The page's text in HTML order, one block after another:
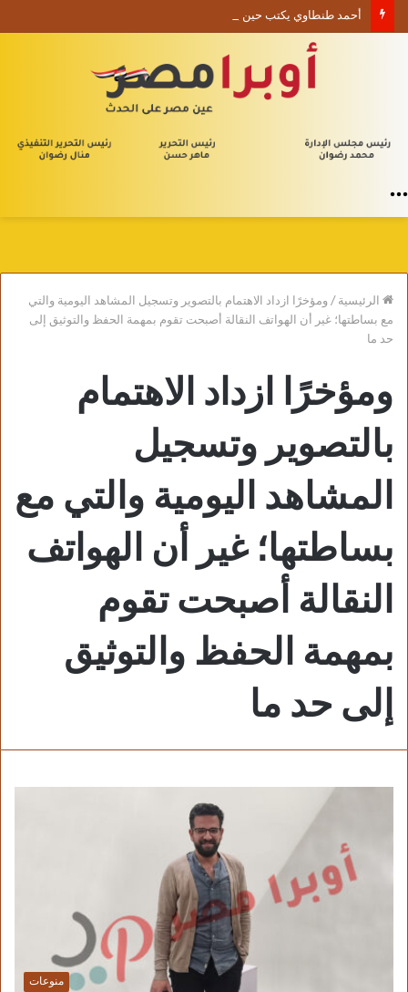
أحمد طنطاوي يكتب حين يصبح الوجود علامة استفهام
الرئيسية/ومؤخرًا ازداد الاهتمام بالتصوير وتسجيل المشاهد اليومية والتي
مع بساطتها؛ غير أن الهواتف النقالة أصبحت تقوم بمهمة الحفظ والتوثيق إلى
حد ما
ومؤخرًا ازداد الاهتمام
بالتصوير وتسجيل
المشاهد اليومية والتي مع
بساطتها؛ غير أن الهواتف
النقالة أصبحت تقوم
بمهمة الحفظ والتوثيق
إلى حد ما
منوعات